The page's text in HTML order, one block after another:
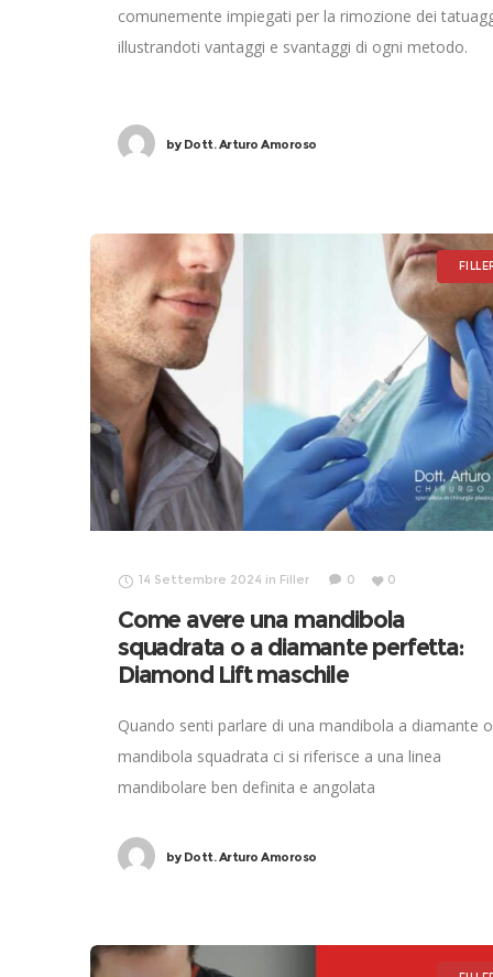
comunemente impiegati per la rimozione dei
illustrandoti vantaggi e svantaggi di ogni metodo.
byDott. Arturo Amoroso
14 Settembre 2024 in Filler 0 0
Come avere una mandibola
squadrata o a diamante perfetta:
Diamond Lift maschile
Quando senti parlare di una mandibola a diamante o
mandibola squadrata ci si riferisce a una linea
mandibolare ben definita e angolata
byDott. Arturo Amoroso